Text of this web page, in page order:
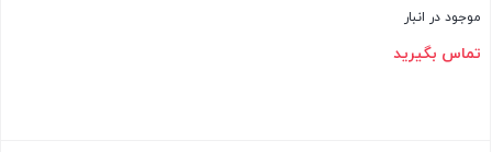
موجود در انبار
تماس بگیرید